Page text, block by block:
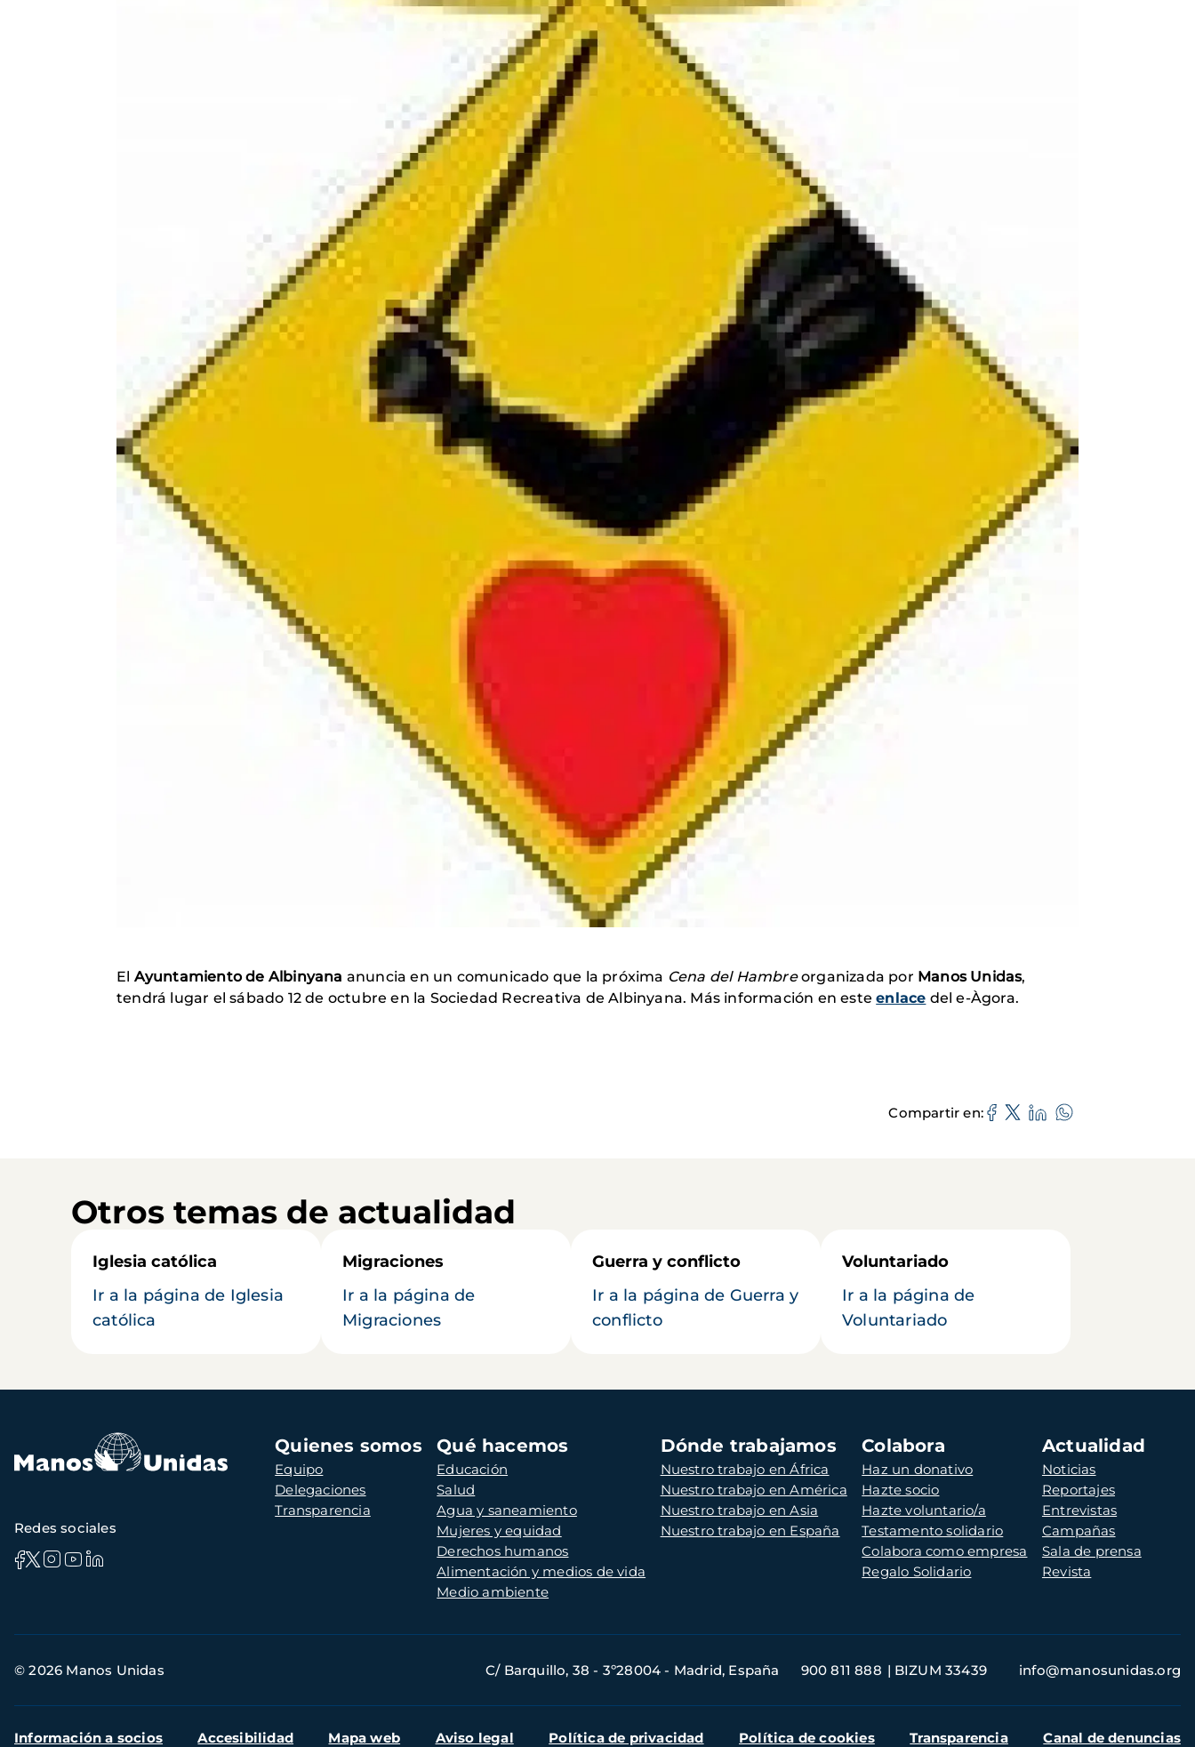
El Ayuntamiento de Albinyana anuncia en un comunicado que la próxima Cena del Hambreorganizada por Manos Unidas,
tendrá lugar el sábado 12 de octubre en la Sociedad Recreativa de Albinyana. Más información en esteenlace del e-Àgora.
Compartir en
Otros temas de actualidad
Iglesia católica
Ir a la página de Iglesia
católica
Migraciones
Ir a la página de
Migraciones
Guerra y conflicto
Ir a la página de Guerra y
conflicto
Voluntariado
Ir a la página de
Voluntariado
Navegación
principal
Quienes somos
Equipo
Delegaciones
Transparencia
Qué hacemos
Educación
Salud
Agua y saneamiento
Mujeres y equidad
Derechos humanos
Alimentación y medios de vida
Medio ambiente
Dónde trabajamos
Nuestro trabajo en África
Nuestro trabajo en América
Nuestro trabajo en Asia
Nuestro trabajo en España
Colabora
Haz un donativo
Hazte socio
Hazte voluntario/a
Testamento solidario
Colabora como empresa
Regalo Solidario
Actualidad
Noticias
Reportajes
Entrevistas
Campañas
Sala de prensa
Revista
Redes sociales
de
© 2026 Manos Unidas C/ Barquillo, 38 - 3º28004 - Madrid, España 900 811 888 BIZUM 33439 info@manosunidas.org
Menú
Información a socios Accesibilidad Mapa web Aviso legal Política de privacidad Política de cookies Transparencia Canal de denuncias